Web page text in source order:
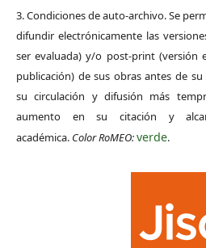
3. Condiciones de auto-archivo. Se
difundir electrónicamente las
ser evaluada) y/o post-print (versión
publicación) de sus obras antes de
su circulación y difusión más
aumento en su citación y
académica. Color RoMEO:verde.